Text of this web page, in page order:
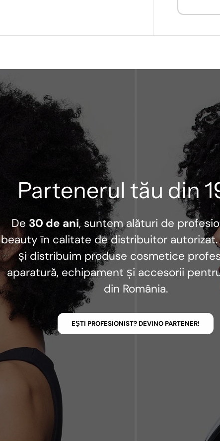
Partenerul tău din
De 30 de ani, suntem alături de
beauty în calitate de distribuitor
și distribuim produse cosmetice
aparatură, echipament și accesorii
din România.
EȘTI PROFESIONIST? DEVINO PARTENER!